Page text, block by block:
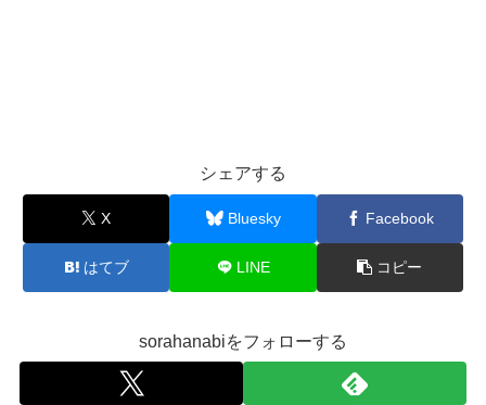
シェアする
X Bluesky Facebook
はてブ LINE コピー
sorahanabiをフォローする